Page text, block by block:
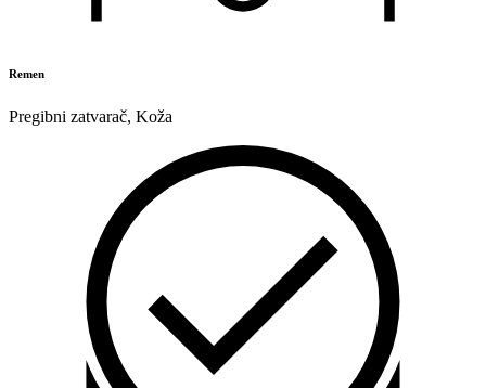
Remen
Pregibni zatvarač, Koža